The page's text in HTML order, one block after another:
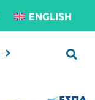
ENGLISH